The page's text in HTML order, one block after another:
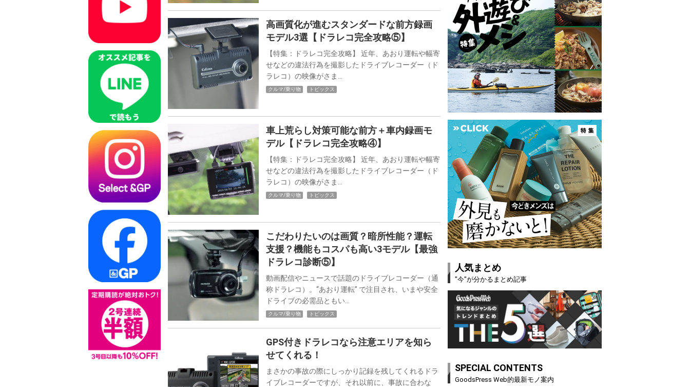
高画質化が進むスタンダードな前方録画
モデル3選【ドラレコ完全攻略⑤】
【特集：ドラレコ完全攻略】 近年、あおり運転や幅寄
せなどの違法行為を撮影したドライブレコーダー（ド
ラレコ）の映像がさま…
クルマ/乗り物 トピックス
車上荒らし対策可能な前方＋車内録画モ
デル【ドラレコ完全攻略④】
【特集：ドラレコ完全攻略】 近年、あおり運転や幅寄
せなどの違法行為を撮影したドライブレコーダー（ド
ラレコ）の映像がさま…
クルマ/乗り物 トピックス
こだわりたいのは画質？暗所性能？運転
支援？機能もコスパも高い3モデル【最強
ドラレコ診断⑤】
動画配信やニュースで話題のドライブレコーダー（通
称ドラレコ）。“あおり運転” で注目され、いまや安全
ドライブの必需品ともい…
クルマ/乗り物 トピックス
GPS付きドラレコなら注意エリアを知ら
せてくれる！
まさかの事故の際にしっかり記録を残してくれるドラ
イブレコーダーですが、それ以前に、事故に合わな
人気まとめ
"今"が分かるまとめ記事
SPECIAL CONTENTS
GoodsPress Web的最新モノ案内